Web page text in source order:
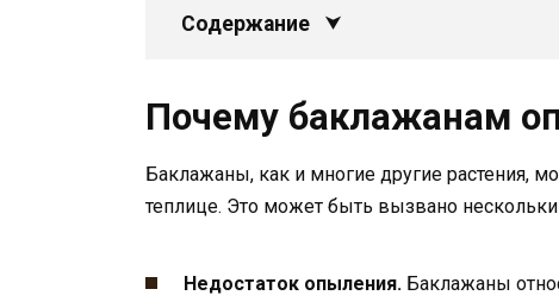
Содержание
Почему баклажанам
Баклажаны, как и многие другие растения,
теплице. Это может быть вызвано
Недостаток опыления. Баклажаны